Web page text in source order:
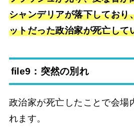
シャンデリアが落下しており
ットだった政治家が死亡して
file9：突然の別れ
政治家が死亡したことで会場
れます。